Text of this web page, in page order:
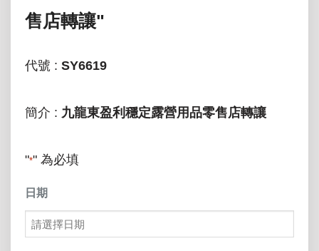
售店轉讓"
代號 : SY6619
簡介 : 九龍東盈利穩定露營用品零售店轉讓
"*" 為必填
日期
MM